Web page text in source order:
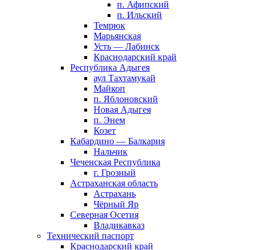
п. Афипский
п. Ильский
Темрюк
Марьянская
Усть — Лабинск
Краснодарский край
Республика Адыгея
аул Тахтамукай
Майкоп
п. Яблоновский
Новая Адыгея
п. Энем
Козет
Кабардино — Балкария
Нальчик
Чеченская Республика
г. Грозный
Астраханская область
Астрахань
Чёрный Яр
Северная Осетия
Владикавказ
Технический паспорт
Краснодарский край